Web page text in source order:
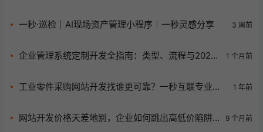
一秒·巡检｜AI现场资产管理小程序｜一秒灵感分享 3 周前
企业管理系统定制开发全指南：类型、流程与2026
1 个月前
工业零件采购网站开发找谁更可靠？一秒互联专业解
1 年前
网站开发价格天差地别，企业如何跳出高低价陷阱
9 个月前